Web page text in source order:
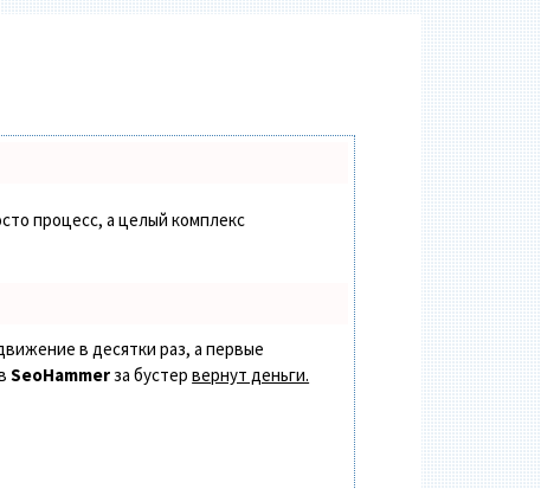
процесс, а целый комплекс
в десятки раз, а первые
SeoHammerза бустервернут деньги.